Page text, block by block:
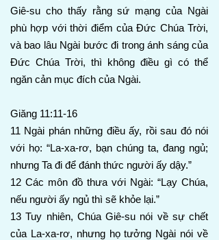
Giê-su cho thấy rằng sứ mạng của Ngài
phù hợp với thời điểm của Đức Chúa Trời,
và bao lâu Ngài bước đi trong ánh sáng của
Đức Chúa Trời, thì không điều gì có thể
ngăn cản mục đích của Ngài.
Giăng 11:11-16
11 Ngài phán những điều ấy, rồi sau đó nói
với họ: “La-xa-rơ, bạn chúng ta, đang ngủ;
nhưng Ta đi để đánh thức người ấy dậy.”
12 Các môn đồ thưa với Ngài: “Lạy Chúa,
nếu người ấy ngủ thì sẽ khỏe lại.”
13 Tuy nhiên, Chúa Giê-su nói về sự chết
của La-xa-rơ, nhưng họ tưởng Ngài nói về